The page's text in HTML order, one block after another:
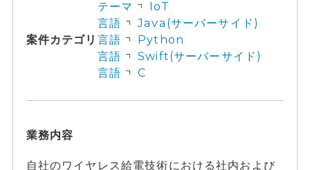
案件カテゴリ
テーマ
IoT
言語
Java(サーバーサイド)
言語
Python
言語
Swift(サーバーサイド)
言語
C
業務内容
自社のワイヤレス給電技術における社内および